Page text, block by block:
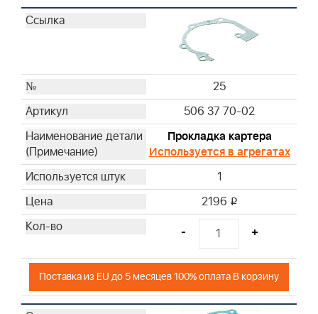
25
506 37 70-02
Прокладка картера
Используется в агрегатах
1
2196 i
- +
Поставка из EU до 5 месяцев 100% оплата В корзину